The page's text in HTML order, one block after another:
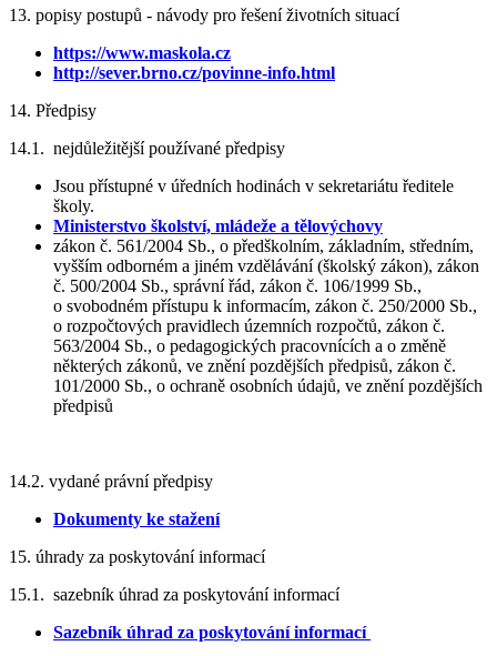
13. popisy postupů - návody pro řešení životních situací
https://www.maskola.cz
http://sever.brno.cz/povinne-info.html
14. Předpisy
14.1. nejdůležitější používané předpisy
Jsou přístupné v úředních hodinách v sekretariátu ředitele
školy.
Ministerstvo školství, mládeže a tělovýchovy
zákon č. 561/2004 Sb., o předškolním, základním, středním,
vyšším odborném a jiném vzdělávání (školský zákon), zákon
č. 500/2004 Sb., správní řád, zákon č. 106/1999 Sb.,
o svobodném přístupu k informacím, zákon č. 250/2000 Sb.,
o rozpočtových pravidlech územních rozpočtů, zákon č.
563/2004 Sb., o pedagogických pracovnících a o změně
některých zákonů, ve znění pozdějších předpisů, zákon č.
101/2000 Sb., o ochraně osobních údajů, ve znění pozdějších
předpisů
14.2. vydané právní předpisy
Dokumenty ke stažení
15. úhrady za poskytování informací
15.1. sazebník úhrad za poskytování informací
Sazebník úhrad za poskytování informací